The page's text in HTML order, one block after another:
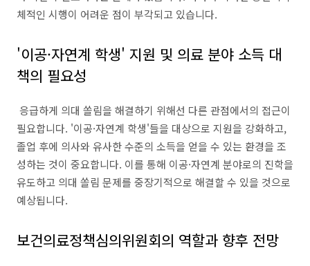
체적인 시행이 어려운 점이 부각되고 있습니다.
'이공·자연계 학생' 지원 및 의료 분야 소득 대
책의 필요성
응급하게 의대 쏠림을 해결하기 위해선 다른 관점에서의 접근이
필요합니다. '이공·자연계 학생'들을 대상으로 지원을 강화하고,
졸업 후에 의사와 유사한 수준의 소득을 얻을 수 있는 환경을 조
성하는 것이 중요합니다. 이를 통해 이공·자연계 분야로의 진학을
유도하고 의대 쏠림 문제를 중장기적으로 해결할 수 있을 것으로
예상됩니다.
보건의료정책심의위원회의 역할과 향후 전망